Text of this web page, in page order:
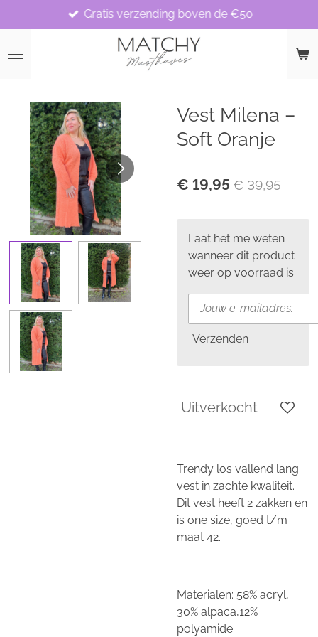
direct
naar
Gratis verzending boven de €50
Vest Milena –
Soft Oranje
€ 19,95 € 39,95
Laat het me weten
wanneer dit product
weer op voorraad is.
Verzenden
Uitverkocht
Trendy los vallend lang
vest in zachte kwaliteit.
Dit vest heeft 2 zakken en
is one size, goed t/m
maat 42.
Materialen: 58% acryl,
30% alpaca,12%
polyamide.